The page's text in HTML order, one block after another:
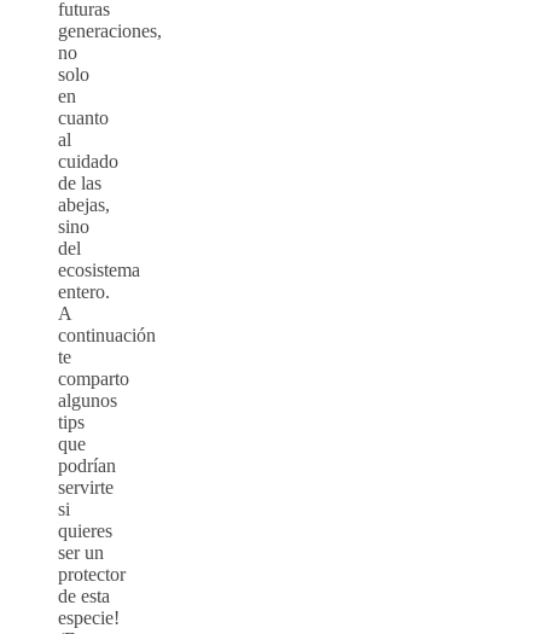
futuras
generaciones,
no
solo
en
cuanto
al
cuidado
de las
abejas,
sino
del
ecosistema
entero.
A
continuación
te
comparto
algunos
tips
que
podrían
servirte
si
quieres
ser un
protector
de esta
especie!